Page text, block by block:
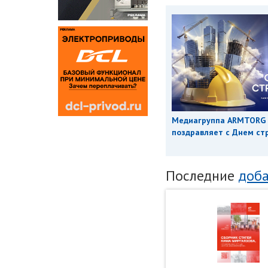
Медиагруппа ARMTORG
поздравляет с Днем
Последние